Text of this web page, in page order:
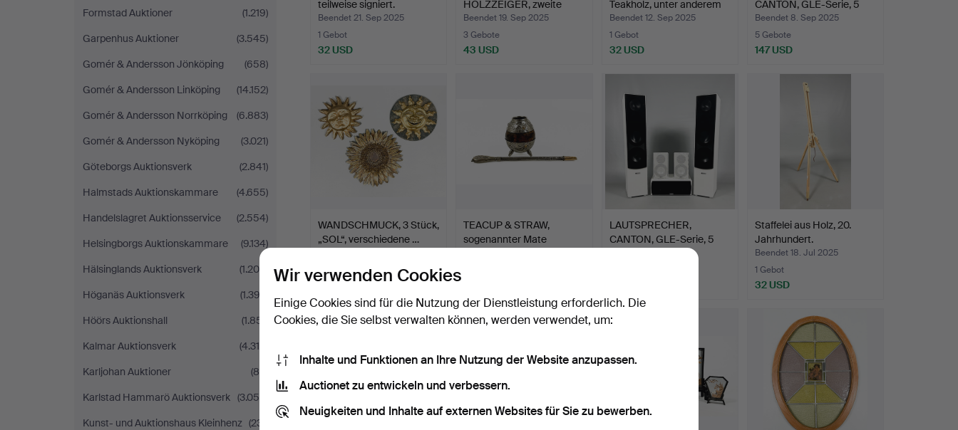
Formstad Auktioner
(1.219)
Garpenhus Auktioner
(3.545)
Gomér & Andersson Jönköping
(658)
Gomér & Andersson Linköping
(14.152)
Gomér & Andersson Norrköping
(6.883)
Gomér & Andersson Nyköping
(3.021)
Göteborgs Auktionsverk
(2.841)
Halmstads Auktionskammare
(4.655)
Handelslagret Auktionsservice
(2.554)
Helsingborgs Auktionskammare
(9.134)
Hälsinglands Auktionsverk
(1.208)
Höganäs Auktionsverk
(1.392)
Höörs Auktionshall
(1.851)
Kalmar Auktionsverk
(4.318)
Karljohan Auktioner
(84)
Karlstad Hammarö Auktionsverk (3.054)
Kunst- und Auktionshaus Kleinhenz (231)
teilweise signiert.
Beendet 21. Sep 2025
1 Gebot
32 USD
HOLZZEIGER, zweite
Hälfte d…
Beendet 19. Sep 2025
3 Gebote
43 USD
Teakholz, unter anderem
H…
Beendet 12. Sep 2025
1 Gebot
32 USD
CANTON, GLE-Serie, 5
Stück, …
Beendet 8. Sep 2025
5 Gebote
147 USD
WANDSCHMUCK, 3 Stück,
„SOL“, verschiedene …
10 Gebote
79 USD
TEACUP & STRAW,
sogenannter Mate
LAUTSPRECHER,
CANTON, GLE-Serie, 5
Staffelei aus Holz, 20.
Jahrhundert.
Beendet 18. Jul 2025
1 Gebot
32 USD
Wir verwenden Cookies
Einige Cookies sind für die Nutzung der Dienstleistung erforderlich. Die
Cookies, die Sie selbst verwalten können, werden verwendet, um:
Inhalte und Funktionen an Ihre Nutzung der Website anzupassen.
Auctionet zu entwickeln und verbessern.
Neuigkeiten und Inhalte auf externen Websites für Sie zu bewerben.